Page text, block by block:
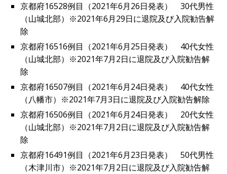
京都府16528例目（2021年6月26日発表） 30代男性
（山城北部）※2021年6月29日に退院及び入院勧告解
除
京都府16516例目（2021年6月25日発表） 40代女性
（山城北部）※2021年7月2日に退院及び入院勧告解
除
京都府16507例目（2021年6月24日発表） 40代女性
（八幡市）※2021年7月3日に退院及び入院勧告解除
京都府16506例目（2021年6月24日発表） 20代女性
（山城北部）※2021年7月2日に退院及び入院勧告解
除
京都府16491例目（2021年6月23日発表） 50代男性
（木津川市）※2021年7月2日に退院及び入院勧告解